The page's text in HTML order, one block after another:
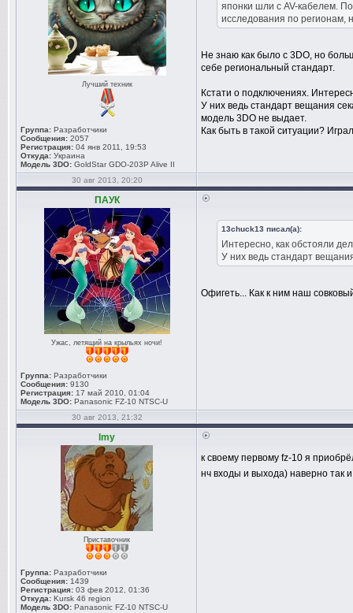
Лучший техник
Группа: Разработчики
Сообщения: 2057
Регистрация: 04 янв 2011, 19:53
Откуда: Украина
Модель 3DO: GoldStar GDO-203P Alive II
японки шли с AV-кабелем.
исследования по регионам,
Не знаю как было с 3DO, но
себе региональный стандарт.
Кстати о подключениях.
У них ведь стандарт вещания
модель 3DO не выдает.
Как быть в такой ситуации?
30 авг 2013, 20:20
ПАУК
Ужас, летящий на крыльях ночи!
Группа: Разработчики
Сообщения: 9130
Регистрация: 17 май 2010, 01:04
Модель 3DO: Panasonic FZ-10 NTSC-U
13chuck13 писал(а):
Интересно, как обстояли
У них ведь стандарт
Офигеть... Как к ним наш
30 авг 2013, 21:32
lmy
Приставочник
Группа: Разработчики
Сообщения: 1439
Регистрация: 03 фев 2012, 01:36
Откуда: Kursk 46 region
Модель 3DO: Panasonic FZ-10 NTSC-U
к своему первому fz-10 я
нч входы и выхода) наверно